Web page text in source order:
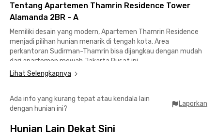
Tentang Apartemen Thamrin Residence Tower
Alamanda 2BR - A
Memiliki desain yang modern, Apartemen Thamrin Residence
menjadi pilihan hunian menarik di tengah kota. Area
perkantoran Sudirman-Thamrin bisa dijangkau dengan mudah
dari apartemen mewah Jakarta Pusat ini.
Dikelilingi banyak pusat perbelanjaan, kamu nggak akan bingung
Indonesia, Plaza Indonesia, hingga Thamrin City pun semuanya
bisa dijangkau mudah dengan jalan kaki.
Layanan laundry dan cleaning room pun menjadi fasilitas
Lihat Selengkapnya
Ada info yang kurang tepat atau kendala lain
dengan hunian ini?
Laporkan
Hunian Lain Dekat Sini